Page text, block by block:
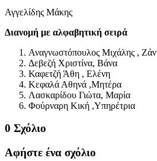
Αγγελίδης Μάκης
Διανομή με αλφαβητική σειρά
Αναγνωστόπουλος Μιχάλης , Ζάν
Δεβεζή Χριστίνα, Βάνα
Καφετζή Άθη , Ελένη
Κεφαλά Αθηνά ,Μητέρα
Λασκαρίδου Γιώτα, Μαρία
Φούρναρη Κική ,Υπηρέτρια
0 Σχόλιο
Αφήστε ένα σχόλιο